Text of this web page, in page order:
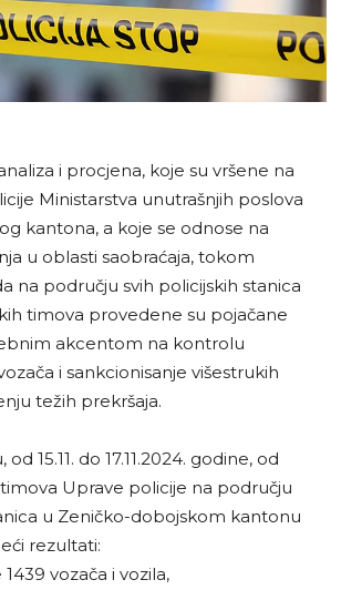
i procjena, koje su vršene na
Ministarstva unutrašnjih poslova
kantona, a koje se odnose na
u oblasti saobraćaja, tokom
na području svih policijskih stanica
timova provedene su pojačane
akcentom na kontrolu
i sankcionisanje višestrukih
težih prekršaja.
15.11. do 17.11.2024. godine, od
Uprave policije na području
u Zeničko-dobojskom kantonu
rezultati:
vozača i vozila,